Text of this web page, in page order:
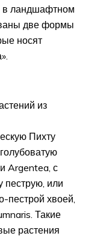
в ландшафтном
две формы
носят
из
Пихту
Argentea, с
пеструю, или
хвоей,
Такие
растения